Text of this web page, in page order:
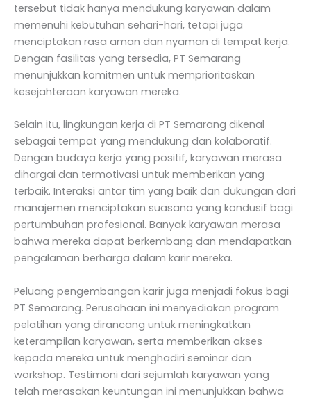
tersebut tidak hanya mendukung karyawan dalam
memenuhi kebutuhan sehari-hari, tetapi juga
menciptakan rasa aman dan nyaman di tempat kerja.
Dengan fasilitas yang tersedia, PT Semarang
menunjukkan komitmen untuk memprioritaskan
kesejahteraan karyawan mereka.
Selain itu, lingkungan kerja di PT Semarang dikenal
sebagai tempat yang mendukung dan kolaboratif.
Dengan budaya kerja yang positif, karyawan merasa
dihargai dan termotivasi untuk memberikan yang
terbaik. Interaksi antar tim yang baik dan dukungan dari
manajemen menciptakan suasana yang kondusif bagi
pertumbuhan profesional. Banyak karyawan merasa
bahwa mereka dapat berkembang dan mendapatkan
pengalaman berharga dalam karir mereka.
Peluang pengembangan karir juga menjadi fokus bagi
PT Semarang. Perusahaan ini menyediakan program
pelatihan yang dirancang untuk meningkatkan
keterampilan karyawan, serta memberikan akses
kepada mereka untuk menghadiri seminar dan
workshop. Testimoni dari sejumlah karyawan yang
telah merasakan keuntungan ini menunjukkan bahwa